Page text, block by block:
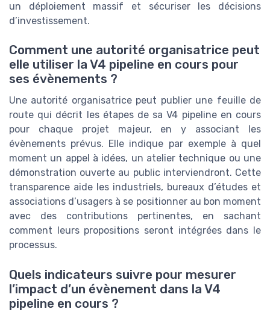
un déploiement massif et sécuriser les décisions
d’investissement.
Comment une autorité organisatrice peut
elle utiliser la V4 pipeline en cours pour
ses évènements ?
Une autorité organisatrice peut publier une feuille de
route qui décrit les étapes de sa V4 pipeline en cours
pour chaque projet majeur, en y associant les
évènements prévus. Elle indique par exemple à quel
moment un appel à idées, un atelier technique ou une
démonstration ouverte au public interviendront. Cette
transparence aide les industriels, bureaux d’études et
associations d’usagers à se positionner au bon moment
avec des contributions pertinentes, en sachant
comment leurs propositions seront intégrées dans le
processus.
Quels indicateurs suivre pour mesurer
l’impact d’un évènement dans la V4
pipeline en cours ?